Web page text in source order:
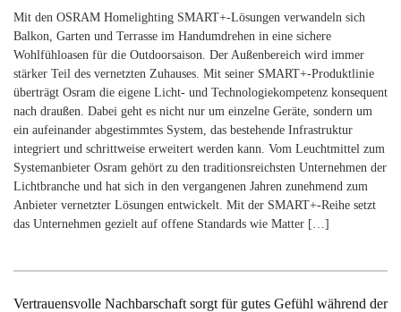
Mit den OSRAM Homelighting SMART+-Lösungen verwandeln sich
Balkon, Garten und Terrasse im Handumdrehen in eine sichere
Wohlfühloasen für die Outdoorsaison. Der Außenbereich wird immer
stärker Teil des vernetzten Zuhauses. Mit seiner SMART+-Produktlinie
überträgt Osram die eigene Licht- und Technologiekompetenz konsequent
nach draußen. Dabei geht es nicht nur um einzelne Geräte, sondern um
ein aufeinander abgestimmtes System, das bestehende Infrastruktur
integriert und schrittweise erweitert werden kann. Vom Leuchtmittel zum
Systemanbieter Osram gehört zu den traditionsreichsten Unternehmen der
Lichtbranche und hat sich in den vergangenen Jahren zunehmend zum
Anbieter vernetzter Lösungen entwickelt. Mit der SMART+-Reihe setzt
das Unternehmen gezielt auf offene Standards wie Matter […]
Vertrauensvolle Nachbarschaft sorgt für gutes Gefühl während der